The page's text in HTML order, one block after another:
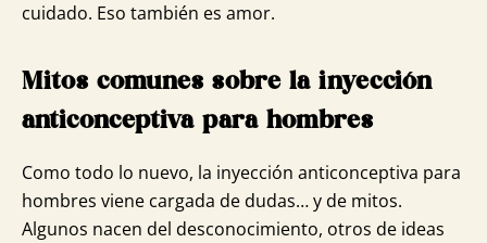
cuidado. Eso también es amor.
Mitos comunes sobre la inyección
anticonceptiva para hombres
Como todo lo nuevo, la inyección anticonceptiva para
hombres viene cargada de dudas… y de mitos.
Algunos nacen del desconocimiento, otros de ideas